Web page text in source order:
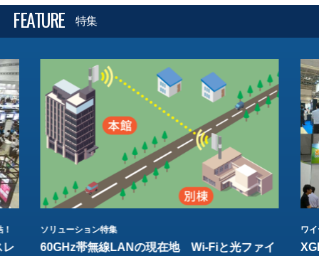
FEATURE 特集
レ
ソリューション特集
60GHz帯無線LANの現在地 Wi-Fiと光ファイ
ワ